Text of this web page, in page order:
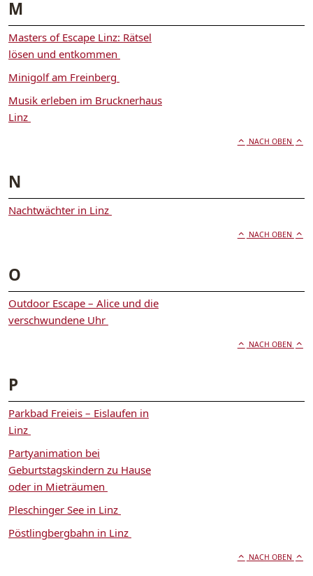
M
Masters of Escape Linz: Rätsel
lösen und entkommen
Minigolf am Freinberg
Musik erleben im Brucknerhaus
Linz
NACH OBEN
N
Nachtwächter in Linz
NACH OBEN
O
Outdoor Escape – Alice und die
verschwundene Uhr
NACH OBEN
P
Parkbad Freieis – Eislaufen in
Linz
Partyanimation bei
Geburtstagskindern zu Hause
oder in Mieträumen
Pleschinger See in Linz
Pöstlingbergbahn in Linz
NACH OBEN